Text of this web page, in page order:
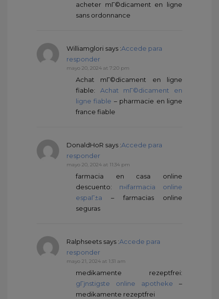
acheter mГ©dicament en ligne
sans ordonnance
Williamglori says :Accede para
responder
mayo 20, 2024 at 7:20 pm
Achat mГ©dicament en ligne
fiable: Achat mГ©dicament en
ligne fiable – pharmacie en ligne
france fiable
DonaldHoR says :Accede para
responder
mayo 20, 2024 at 11:34 pm
farmacia en casa online
descuento: п»їfarmacia online
espaГ±a – farmacias online
seguras
Ralphseets says :Accede para
responder
mayo 21, 2024 at 1:31 am
medikamente rezeptfrei:
gГјnstigste online apotheke –
medikamente rezeptfrei